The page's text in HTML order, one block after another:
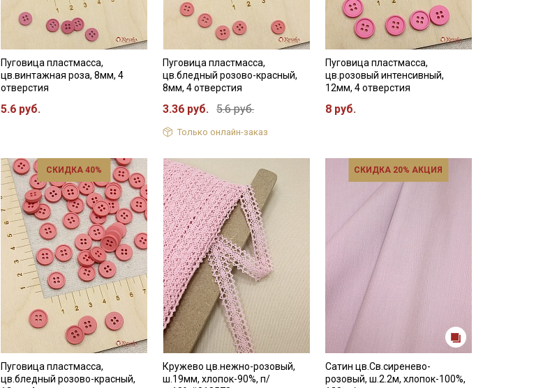
Пуговица пластмасса,
цв.винтажная роза, 8мм, 4
отверстия
5.6 руб.
Пуговица пластмасса,
цв.бледный розово-красный,
8мм, 4 отверстия
3.36 руб. 5.6 руб.
Только онлайн-заказ
Пуговица пластмасса,
цв.розовый интенсивный,
12мм, 4 отверстия
8 руб.
СКИДКА 40%
Пуговица пластмасса,
цв.бледный розово-красный,
Кружево цв.нежно-розовый,
ш.19мм, хлопок-90%, п/
СКИДКА 20% АКЦИЯ
Сатин цв.Св.сиренево-
розовый, ш.2.2м, хлопок-100%,